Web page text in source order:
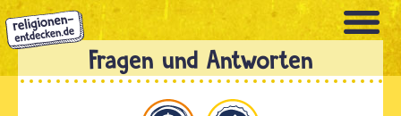
Direkt
zum
Inhalt